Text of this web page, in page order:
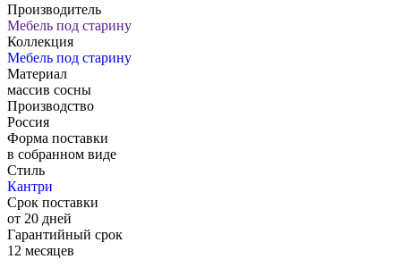
Производитель
Мебель под старину
Коллекция
Мебель под старину
Материал
массив сосны
Производство
Россия
Форма поставки
в собранном виде
Стиль
Кантри
Срок поставки
от 20 дней
Гарантийный срок
12 месяцев